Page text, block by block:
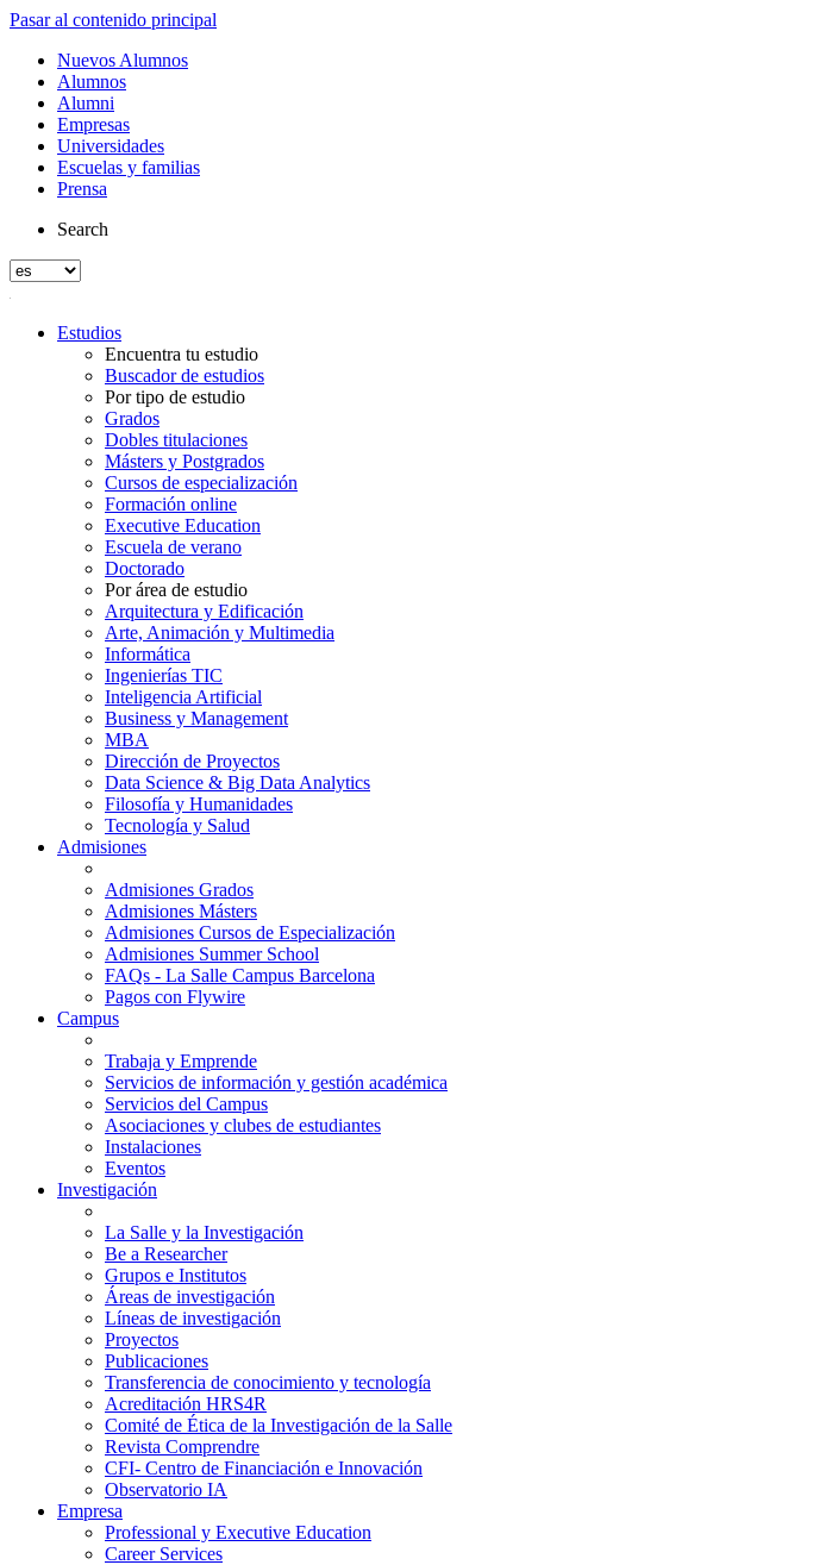
Pasar al contenido principal
Nuevos Alumnos
Alumnos
Alumni
Empresas
Universidades
Escuelas y familias
Prensa
Search
Estudios
Encuentra tu estudio
Buscador de estudios
Por tipo de estudio
Grados
Dobles titulaciones
Másters y Postgrados
Cursos de especialización
Formación online
Executive Education
Escuela de verano
Doctorado
Por área de estudio
Arquitectura y Edificación
Arte, Animación y Multimedia
Informática
Ingenierías TIC
Inteligencia Artificial
Business y Management
MBA
Dirección de Proyectos
Data Science & Big Data Analytics
Filosofía y Humanidades
Tecnología y Salud
Admisiones
Admisiones Grados
Admisiones Másters
Admisiones Cursos de Especialización
Admisiones Summer School
FAQs - La Salle Campus Barcelona
Pagos con Flywire
Campus
Trabaja y Emprende
Servicios de información y gestión académica
Servicios del Campus
Asociaciones y clubes de estudiantes
Instalaciones
Eventos
Investigación
La Salle y la Investigación
Be a Researcher
Grupos e Institutos
Áreas de investigación
Líneas de investigación
Proyectos
Publicaciones
Transferencia de conocimiento y tecnología
Acreditación HRS4R
Comité de Ética de la Investigación de la Salle
Revista Comprendre
CFI- Centro de Financiación e Innovación
Observatorio IA
Empresa
Professional y Executive Education
Career Services